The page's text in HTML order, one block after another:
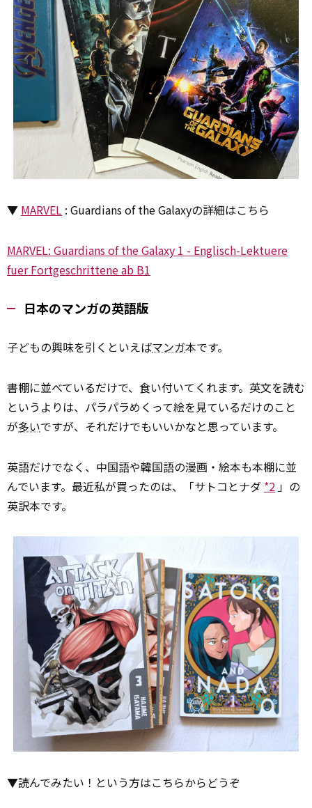
▼ MARVEL : Guardians of the Galaxyの詳細はこちら
MARVEL: Guardians of the Galaxy 1 - Englisch-Lektuere
fuer Fortgeschrittene ab B1
日本のマンガの英語版
子どもの興味を引くといえばマンガ本です。
書棚に並べているだけで、食い付いてくれます。英文を読む
というよりは、パラパラめくって絵を見ているだけのこと
が多いですが、それだけでもいいかなと思っています。
英語だけでなく、中国語や韓国語の漫画・絵本も本棚に並
んでいます。最近私が買ったのは、「サトコとナダ *2 」の
英訳本です。
▼読んでみたい！という方はこちらからどうぞ